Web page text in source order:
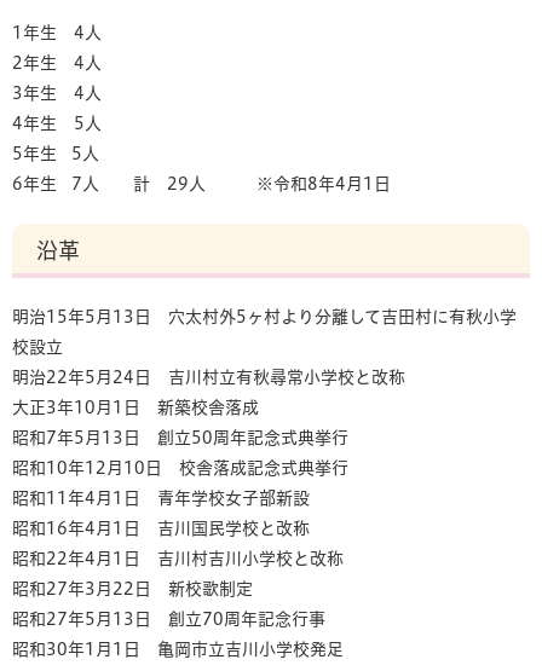
1年生 4人
2年生 4人
3年生 4人
4年生 5人
5年生 5人
6年生 7人 計 29人 ※令和8年4月1日
沿革
明治15年5月13日 穴太村外5ヶ村より分離して吉田村に有秋小学
校設立
明治22年5月24日 吉川村立有秋尋常小学校と改称
大正3年10月1日 新築校舎落成
昭和7年5月13日 創立50周年記念式典挙行
昭和10年12月10日 校舎落成記念式典挙行
昭和11年4月1日 青年学校女子部新設
昭和16年4月1日 吉川国民学校と改称
昭和22年4月1日 吉川村吉川小学校と改称
昭和27年3月22日 新校歌制定
昭和27年5月13日 創立70周年記念行事
昭和30年1月1日 亀岡市立吉川小学校発足